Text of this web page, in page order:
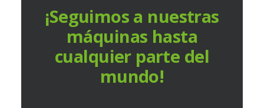
¡Seguimos a nuestras
máquinas hasta
cualquier parte del
mundo!